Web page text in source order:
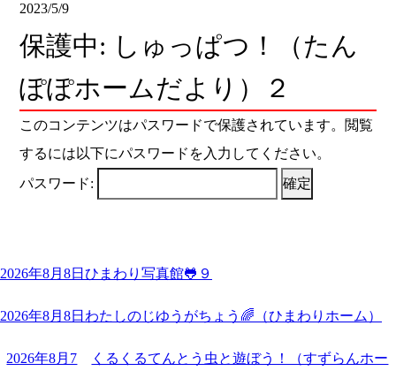
2023/5/9
保護中: しゅっぱつ！（たん
ぽぽホームだより）２
このコンテンツはパスワードで保護されています。閲覧
するには以下にパスワードを入力してください。
パスワード:
2026年8月8日 ひまわり写真館🐸９
2026年8月8日 わたしのじゆうがちょう🌈（ひまわりホーム）
2026年8月7 くるくるてんとう虫と遊ぼう！（すずらんホー